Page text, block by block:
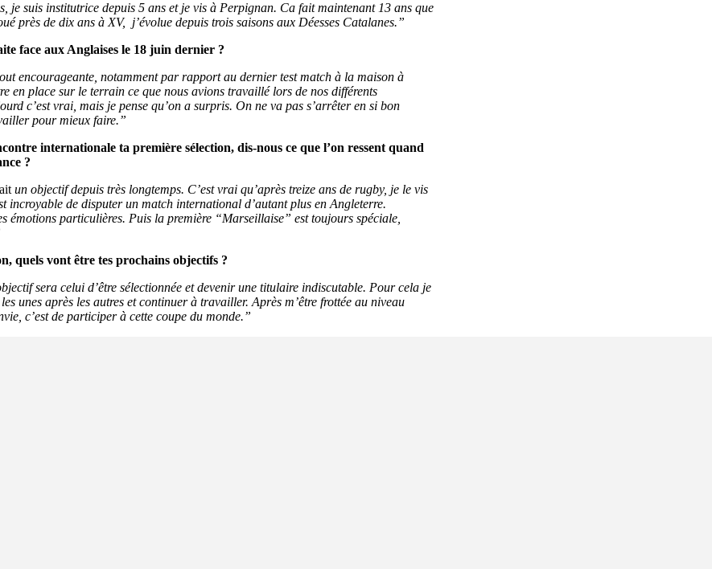
je suis institutrice depuis 5 ans et je vis à Perpignan. Ca fait maintenant 13 ans que
près de dix ans à XV, j’évolue depuis trois saisons aux Déesses Catalanes.”
face aux Anglaises le 18 juin dernier ?
encourageante, notamment par rapport au dernier test match à la maison à
en place sur le terrain ce que nous avions travaillé lors de nos différents
c’est vrai, mais je pense qu’on a surpris. On ne va pas s’arrêter en si bon
pour mieux faire.”
internationale ta première sélection, dis-nous ce que l’on ressent quand
?
un objectif depuis très longtemps. C’est vrai qu’après treize ans de rugby, je le vis
incroyable de disputer un match international d’autant plus en Angleterre.
émotions particulières. Puis la première “Marseillaise” est toujours spéciale,
quels vont être tes prochains objectifs ?
sera celui d’être sélectionnée et devenir une titulaire indiscutable. Pour cela je
unes après les autres et continuer à travailler. Après m’être frottée au niveau
c’est de participer à cette coupe du monde.”